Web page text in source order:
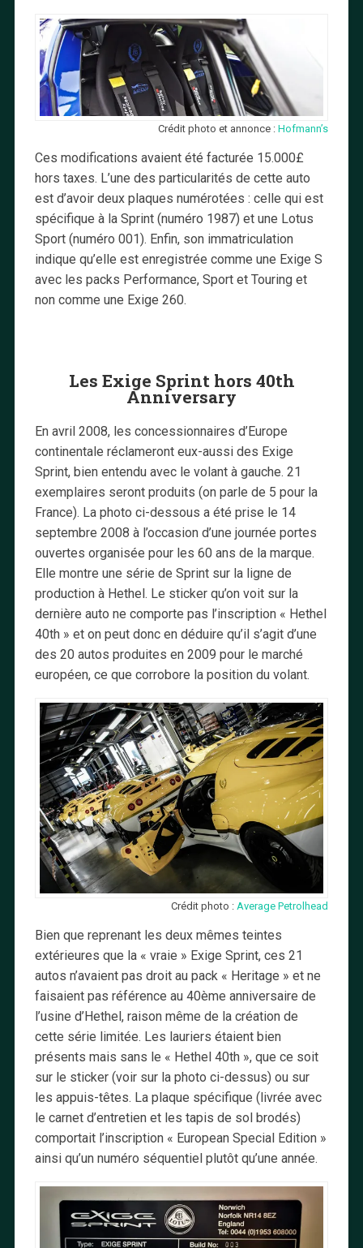
Crédit photo et annonce :Hofmann’s
Ces modifications avaient été facturée 15.000£
hors taxes. L’une des particularités de cette auto
est d’avoir deux plaques numérotées : celle qui est
spécifique à la Sprint (numéro 1987) et une Lotus
Sport (numéro 001). Enfin, son immatriculation
indique qu’elle est enregistrée comme une Exige S
avec les packs Performance, Sport et Touring et
non comme une Exige 260.
Les Exige Sprint hors 40th
Anniversary
En avril 2008, les concessionnaires d’Europe
continentale réclameront eux-aussi des Exige
Sprint, bien entendu avec le volant à gauche. 21
exemplaires seront produits (on parle de 5 pour la
France). La photo ci-dessous a été prise le 14
septembre 2008 à l’occasion d’une journée portes
ouvertes organisée pour les 60 ans de la marque.
Elle montre une série de Sprint sur la ligne de
production à Hethel. Le sticker qu’on voit sur la
dernière auto ne comporte pas l’inscription « Hethel
40th » et on peut donc en déduire qu’il s’agit d’une
des 20 autos produites en 2009 pour le marché
européen, ce que corrobore la position du volant.
Crédit photo : Average Petrolhead
Bien que reprenant les deux mêmes teintes
extérieures que la « vraie » Exige Sprint, ces 21
autos n’avaient pas droit au pack « Heritage » et ne
faisaient pas référence au 40ème anniversaire de
l’usine d’Hethel, raison même de la création de
cette série limitée. Les lauriers étaient bien
présents mais sans le « Hethel 40th », que ce soit
sur le sticker (voir sur la photo ci-dessus) ou sur
les appuis-têtes. La plaque spécifique (livrée avec
le carnet d’entretien et les tapis de sol brodés)
comportait l’inscription « European Special Edition »
ainsi qu’un numéro séquentiel plutôt qu’une année.